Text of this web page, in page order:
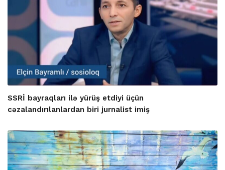
SSRİ bayraqları ilə yürüş etdiyi üçün
cəzalandırılanlardan biri jurnalist imiş